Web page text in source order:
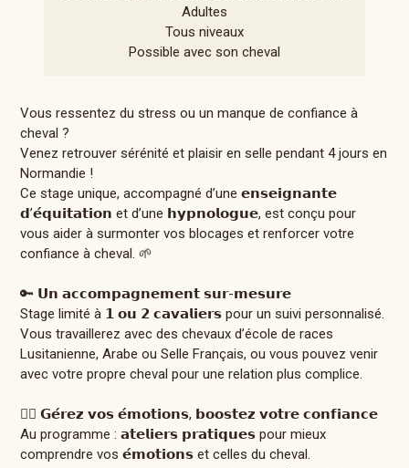
Adultes
Tous niveaux
Possible avec son cheval
Vous ressentez du stress ou un manque de confiance à
cheval ?
Venez retrouver sérénité et plaisir en selle pendant 4 jours en
Normandie !
Ce stage unique, accompagné d’une 𝗲𝗻𝘀𝗲𝗶𝗴𝗻𝗮𝗻𝘁𝗲
𝗱’𝗲́𝗾𝘂𝗶𝘁𝗮𝘁𝗶𝗼𝗻 et d’une 𝗵𝘆𝗽𝗻𝗼𝗹𝗼𝗴𝘂𝗲, est conçu pour
vous aider à surmonter vos blocages et renforcer votre
confiance à cheval. 🌱
🔑 𝗨𝗻 𝗮𝗰𝗰𝗼𝗺𝗽𝗮𝗴𝗻𝗲𝗺𝗲𝗻𝘁 𝘀𝘂𝗿-𝗺𝗲𝘀𝘂𝗿𝗲
Stage limité à 𝟭 𝗼𝘂 𝟮 𝗰𝗮𝘃𝗮𝗹𝗶𝗲𝗿𝘀 pour un suivi personnalisé.
Vous travaillerez avec des chevaux d’école de races
Lusitanienne, Arabe ou Selle Français, ou vous pouvez venir
avec votre propre cheval pour une relation plus complice.
🧘‍♂️ 𝗚𝗲́𝗿𝗲𝘇 𝘃𝗼𝘀 𝗲́𝗺𝗼𝘁𝗶𝗼𝗻𝘀, 𝗯𝗼𝗼𝘀𝘁𝗲𝘇 𝘃𝗼𝘁𝗿𝗲 𝗰𝗼𝗻𝗳𝗶𝗮𝗻𝗰𝗲
Au programme : 𝗮𝘁𝗲𝗹𝗶𝗲𝗿𝘀 𝗽𝗿𝗮𝘁𝗶𝗾𝘂𝗲𝘀 pour mieux
comprendre vos 𝗲́𝗺𝗼𝘁𝗶𝗼𝗻𝘀 et celles du cheval.